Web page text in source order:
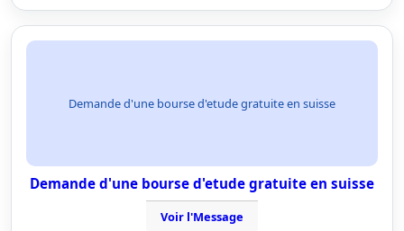
Demande d'une bourse d'etude gratuite en suisse
Demande d'une bourse d'etude gratuite en suisse
Voir l'Message